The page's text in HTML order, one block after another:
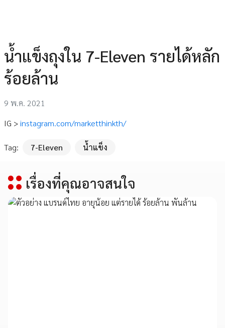
น้ำแข็งถุงใน 7-Eleven รายได้หลัก
ร้อยล้าน
9 พ.ค. 2021
IG >instagram.com/marketthinkth/
Tag: 7-Eleven น้ำแข็ง
เรื่องที่คุณอาจสนใจ